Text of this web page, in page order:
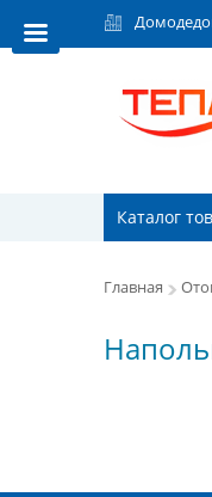
Каталог
Главная